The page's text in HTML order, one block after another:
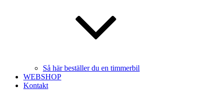
Så här beställer du en timmerbil
WEBSHOP
Kontakt